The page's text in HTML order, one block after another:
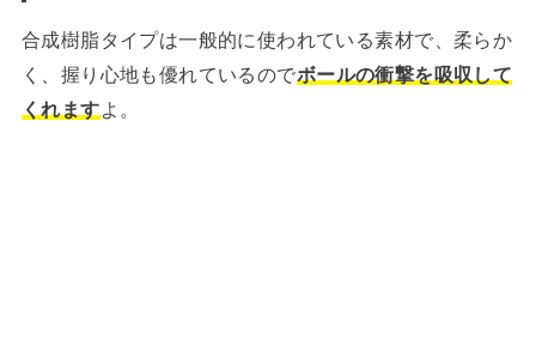
合成樹脂タイプは一般的に使われている素材で、柔らか
く、握り心地も優れているのでボールの衝撃を吸収して
くれますよ。